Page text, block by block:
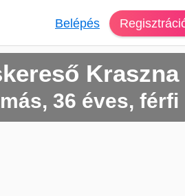
Belépés
Kraszna
36 éves, férfi